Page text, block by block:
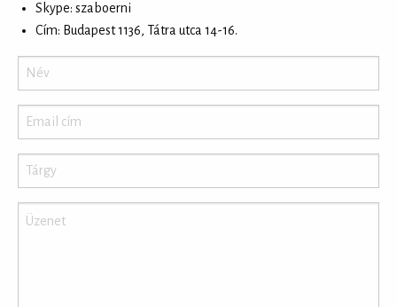
Skype: szaboerni
Cím: Budapest 1136, Tátra utca 14-16.